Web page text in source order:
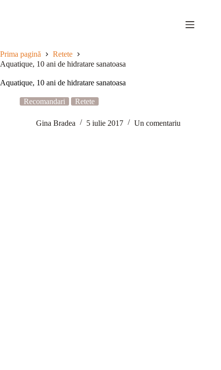
Prima pagină
Retete
Aquatique, 10 ani de hidratare sanatoasa
Aquatique, 10 ani de hidratare sanatoasa
Recomandari Retete
Gina Bradea 5 iulie 2017 Un comentariu